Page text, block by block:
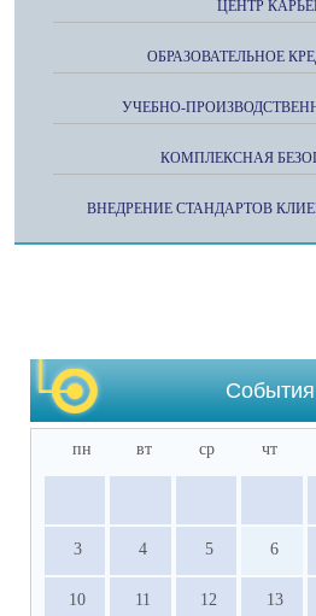
ЦЕНТР
ОБРАЗОВАТЕЛЬНОЕ
УЧЕБНО-
КОМПЛЕКСНАЯ
ВНЕДРЕНИЕ СТАНДАРТОВ
События
пн вт ср чт
3 4 5 6
10 11 12 13